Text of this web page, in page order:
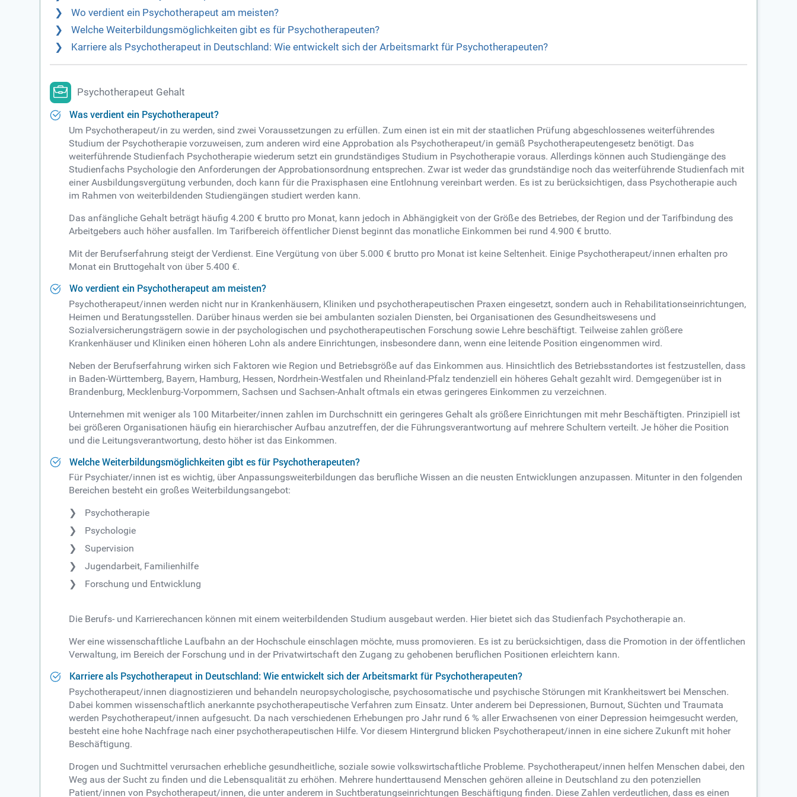
Wo verdient ein Psychotherapeut am meisten?
Welche Weiterbildungsmöglichkeiten gibt es für Psychotherapeuten?
Karriere als Psychotherapeut in Deutschland: Wie entwickelt sich der Arbeitsmarkt für Psychotherapeuten?
Psychotherapeut Gehalt
Was verdient ein Psychotherapeut?
Um Psychotherapeut/in zu werden, sind zwei Voraussetzungen zu erfüllen. Zum einen ist ein mit der staatlichen Prüfung abgeschlossenes weiterführendes
Studium der Psychotherapie vorzuweisen, zum anderen wird eine Approbation als Psychotherapeut/in gemäß Psychotherapeutengesetz benötigt. Das
weiterführende Studienfach Psychotherapie wiederum setzt ein grundständiges Studium in Psychotherapie voraus. Allerdings können auch Studiengänge des
Studienfachs Psychologie den Anforderungen der Approbationsordnung entsprechen. Zwar ist weder das grundständige noch das weiterführende Studienfach mit
einer Ausbildungsvergütung verbunden, doch kann für die Praxisphasen eine Entlohnung vereinbart werden. Es ist zu berücksichtigen, dass Psychotherapie auch
im Rahmen von weiterbildenden Studiengängen studiert werden kann.
Das anfängliche Gehalt beträgt häufig 4.200 € brutto pro Monat, kann jedoch in Abhängigkeit von der Größe des Betriebes, der Region und der Tarifbindung des
Arbeitgebers auch höher ausfallen. Im Tarifbereich öffentlicher Dienst beginnt das monatliche Einkommen bei rund 4.900 € brutto.
Mit der Berufserfahrung steigt der Verdienst. Eine Vergütung von über 5.000 € brutto pro Monat ist keine Seltenheit. Einige Psychotherapeut/innen erhalten pro
Monat ein Bruttogehalt von über 5.400 €.
Wo verdient ein Psychotherapeut am meisten?
Psychotherapeut/innen werden nicht nur in Krankenhäusern, Kliniken und psychotherapeutischen Praxen eingesetzt, sondern auch in Rehabilitationseinrichtungen,
Heimen und Beratungsstellen. Darüber hinaus werden sie bei ambulanten sozialen Diensten, bei Organisationen des Gesundheitswesens und
Sozialversicherungsträgern sowie in der psychologischen und psychotherapeutischen Forschung sowie Lehre beschäftigt. Teilweise zahlen größere
Krankenhäuser und Kliniken einen höheren Lohn als andere Einrichtungen, insbesondere dann, wenn eine leitende Position eingenommen wird.
Neben der Berufserfahrung wirken sich Faktoren wie Region und Betriebsgröße auf das Einkommen aus. Hinsichtlich des Betriebsstandortes ist festzustellen, dass
in Baden-Württemberg, Bayern, Hamburg, Hessen, Nordrhein-Westfalen und Rheinland-Pfalz tendenziell ein höheres Gehalt gezahlt wird. Demgegenüber ist in
Brandenburg, Mecklenburg-Vorpommern, Sachsen und Sachsen-Anhalt oftmals ein etwas geringeres Einkommen zu verzeichnen.
Unternehmen mit weniger als 100 Mitarbeiter/innen zahlen im Durchschnitt ein geringeres Gehalt als größere Einrichtungen mit mehr Beschäftigten. Prinzipiell ist
bei größeren Organisationen häufig ein hierarchischer Aufbau anzutreffen, der die Führungsverantwortung auf mehrere Schultern verteilt. Je höher die Position
und die Leitungsverantwortung, desto höher ist das Einkommen.
Welche Weiterbildungsmöglichkeiten gibt es für Psychotherapeuten?
Für Psychiater/innen ist es wichtig, über Anpassungsweiterbildungen das berufliche Wissen an die neusten Entwicklungen anzupassen. Mitunter in den folgenden
Bereichen besteht ein großes Weiterbildungsangebot:
Psychotherapie
Psychologie
Supervision
Jugendarbeit, Familienhilfe
Forschung und Entwicklung
Die Berufs- und Karrierechancen können mit einem weiterbildenden Studium ausgebaut werden. Hier bietet sich das Studienfach Psychotherapie an.
Wer eine wissenschaftliche Laufbahn an der Hochschule einschlagen möchte, muss promovieren. Es ist zu berücksichtigen, dass die Promotion in der öffentlichen
Verwaltung, im Bereich der Forschung und in der Privatwirtschaft den Zugang zu gehobenen beruflichen Positionen erleichtern kann.
Karriere als Psychotherapeut in Deutschland: Wie entwickelt sich der Arbeitsmarkt für Psychotherapeuten?
Psychotherapeut/innen diagnostizieren und behandeln neuropsychologische, psychosomatische und psychische Störungen mit Krankheitswert bei Menschen.
Dabei kommen wissenschaftlich anerkannte psychotherapeutische Verfahren zum Einsatz. Unter anderem bei Depressionen, Burnout, Süchten und Traumata
werden Psychotherapeut/innen aufgesucht. Da nach verschiedenen Erhebungen pro Jahr rund 6 % aller Erwachsenen von einer Depression heimgesucht werden,
besteht eine hohe Nachfrage nach einer psychotherapeutischen Hilfe. Vor diesem Hintergrund blicken Psychotherapeut/innen in eine sichere Zukunft mit hoher
Beschäftigung.
Drogen und Suchtmittel verursachen erhebliche gesundheitliche, soziale sowie volkswirtschaftliche Probleme. Psychotherapeut/innen helfen Menschen dabei, den
Weg aus der Sucht zu finden und die Lebensqualität zu erhöhen. Mehrere hunderttausend Menschen gehören alleine in Deutschland zu den potenziellen
Patient/innen von Psychotherapeut/innen, die unter anderem in Suchtberatungseinrichtungen Beschäftigung finden. Diese Zahlen verdeutlichen, dass es einen